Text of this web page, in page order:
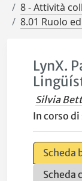
8 - Attività
8.01 Ruolo
LynX.
Silvia
In corso
Scheda
Scheda